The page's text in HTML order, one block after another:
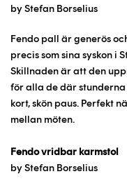
by Stefan Borselius
Fendo pall är generös
precis som sina syskon i
Skillnaden är att den
för alla de där
kort, skön paus. Perfekt
mellan möten.
Fendo vridbar karmstol
by Stefan Borselius